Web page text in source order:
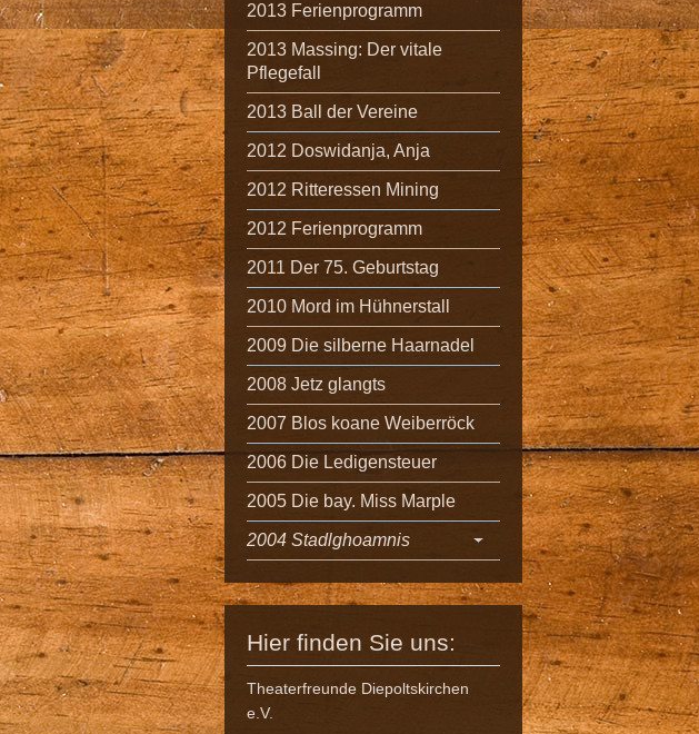
2013 Ferienprogramm
2013 Massing: Der vitale
Pflegefall
2013 Ball der Vereine
2012 Doswidanja, Anja
2012 Ritteressen Mining
2012 Ferienprogramm
2011 Der 75. Geburtstag
2010 Mord im Hühnerstall
2009 Die silberne Haarnadel
2008 Jetz glangts
2007 Blos koane Weiberröck
2006 Die Ledigensteuer
2005 Die bay. Miss Marple
2004 Stadlghoamnis
Hier finden Sie uns:
Theaterfreunde Diepoltskirchen
e.V.